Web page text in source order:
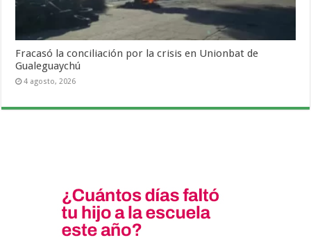
Fracasó la conciliación por la crisis en Unionbat de
Gualeguaychú
4 agosto, 2026